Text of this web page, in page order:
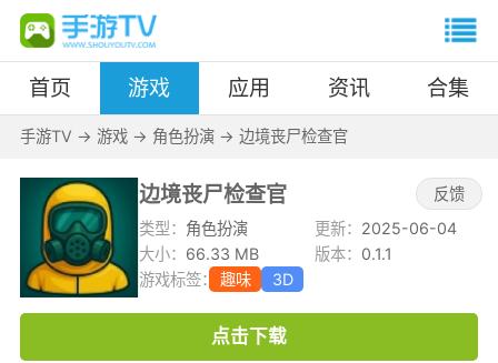
首页 游戏 应用 资讯 合集
手游TV -> 游戏-> 角色扮演-> 边境丧尸检查官
边境丧尸检查官
反馈
类型： 角色扮演 更新： 2025-06-04
大小： 66.33 MB 版本： 0.1.1
游戏标签：
趣味 3D
点击下载